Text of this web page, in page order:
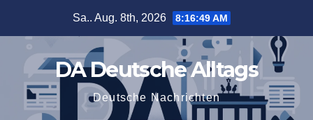
Sa.. Aug. 8th, 2026 8:16:50 AM
DA Deutsche Alltags
Deutsche Nachrichten